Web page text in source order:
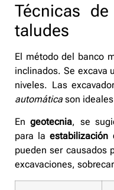
Técnicas
taludes
El método del banco
inclinados. Se excava
niveles. Las
automática son
Engeotecnia, se
para laestabilización
pueden ser causados
excavaciones,